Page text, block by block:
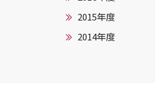
2015年度
2014年度